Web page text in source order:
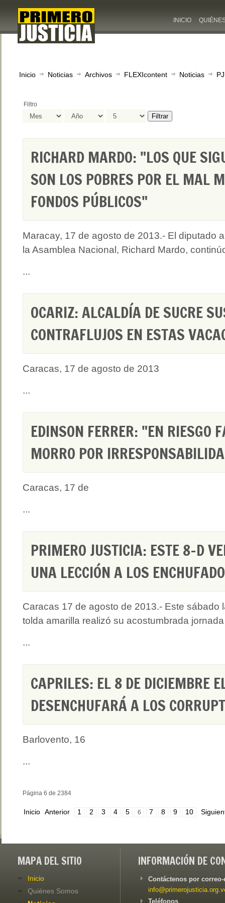
INICIO
Inicio Noticias Archivos FLEXIcontent Noticias
Filtro
Filtrar
RICHARD MARDO: "LOS QUE
SON LOS POBRES POR EL MAL
FONDOS PÚBLICOS"
Maracay, 17 de agosto de 2013.- El diputado a
la Asamblea Nacional, Richard Mardo,
...
OCARIZ: ALCALDÍA DE SUCRE
CONTRAFLUJOS EN ESTAS
Caracas, 17 de agosto de 2013
...
EDINSON FERRER: "EN RIESGO
MORRO POR
Caracas, 17 de
...
PRIMERO JUSTICIA: ESTE 8-D
UNA LECCIÓN A LOS
Caracas 17 de agosto de 2013.- Este sábado
tolda amarilla realizó su acostumbrada jornada
...
CAPRILES: EL 8 DE DICIEMBRE
DESENCHUFARÁ A LOS
Barlovento, 16
...
Página 6 de 2384
Inicio Anterior 1 2 3 4 5 6 7 8 9 10
MAPA DEL SITIO
Inicio
Quiénes Somos
INFORMACIÓN DE
Contáctenos por
Teléfonos